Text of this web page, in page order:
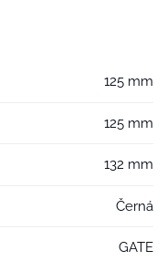
125 mm
125 mm
132 mm
Černá
GATE